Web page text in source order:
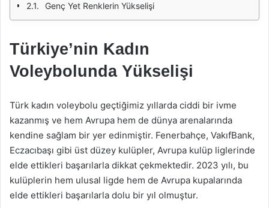
Genç Yet Renklerin Yükselişi
Türkiye’nin Kadın
Voleybolunda Yükselişi
Türk kadın voleybolu geçtiğimiz yıllarda ciddi bir ivme
kazanmış ve hem Avrupa hem de dünya arenalarında
kendine sağlam bir yer edinmiştir. Fenerbahçe, VakıfBank,
Eczacıbaşı gibi üst düzey kulüpler, Avrupa kulüp liglerinde
elde ettikleri başarılarla dikkat çekmektedir. 2023 yılı, bu
kulüplerin hem ulusal ligde hem de Avrupa kupalarında
elde ettikleri başarılarla dolu bir yıl olmuştur.